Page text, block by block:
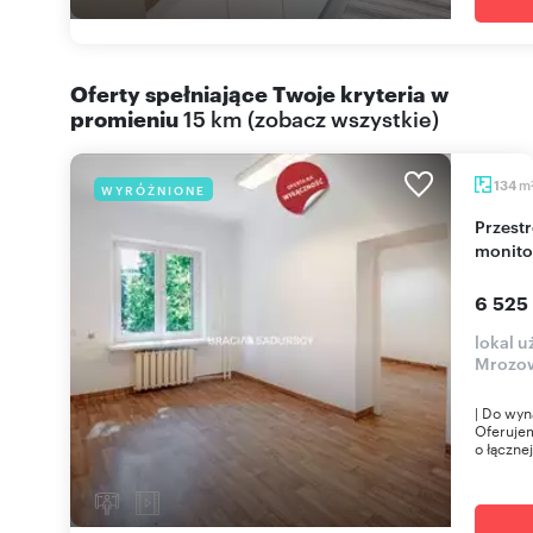
Oferty spełniające Twoje kryteria w
promieniu15 km (zobacz wszystkie)
WYRÓŻNIONE 134 m
Przestronne biuro 134 m² z 6 pokojami - parking i
6 525
lokal
| Do
o